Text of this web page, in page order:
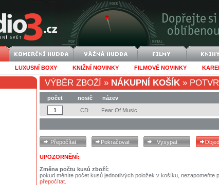
LUXUSNÍ BOXY KNIŽNÍ NOVINKY FILMOVÉ NOVINKY
VÝBĚR ZBOŽÍ » NÁKUPNÍ KOŠÍK »
počet nosič název
CD
Fear Of Music
UPOZORNĚNÍ:
Změna počtu kusů zboží:
pokud měníte počet kusů jednotlivých položek v košíku, nezapomeňte
přepočítat